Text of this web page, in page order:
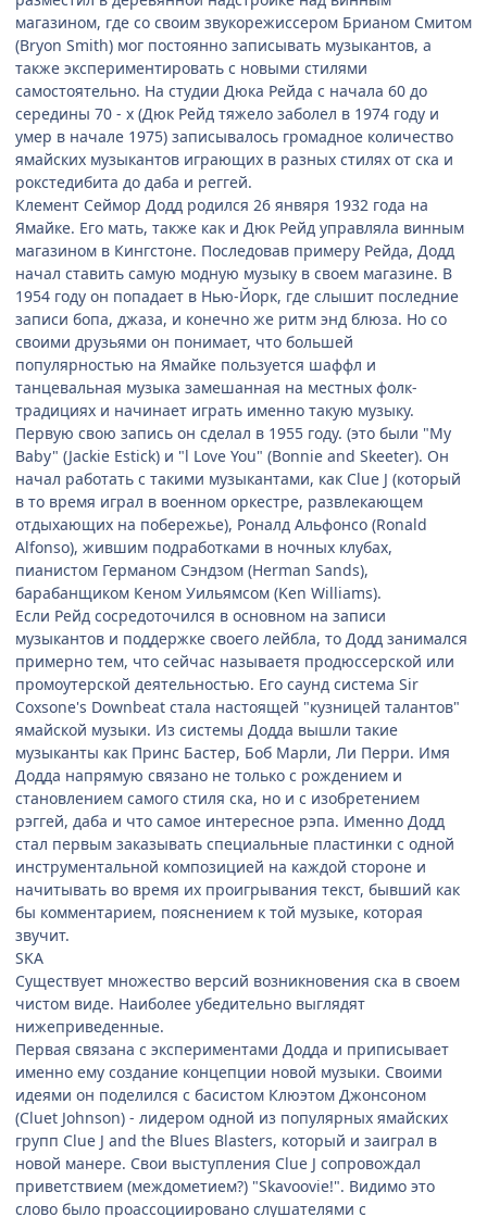
магазином, где со своим звукорежиссером Брианом Смитом
(Bryon Smith) мог постоянно записывать музыкантов, а
также экспериментировать с новыми стилями
самостоятельно. На студии Дюка Рейда с начала 60 до
середины 70 - х (Дюк Рейд тяжело заболел в 1974 году и
умер в начале 1975) записывалось громадное количество
ямайских музыкантов играющих в разных стилях от ска и
рокстедибита до даба и реггей.
Клемент Сеймор Додд родился 26 янвяря 1932 года на
Ямайке. Его мать, также как и Дюк Рейд управляла винным
магазином в Кингстоне. Последовав примеру Рейда, Додд
начал ставить самую модную музыку в своем магазине. В
1954 году он попадает в Нью-Йорк, где слышит последние
записи бопа, джаза, и конечно же ритм энд блюза. Но со
своими друзьями он понимает, что большей
популярностью на Ямайке пользуется шаффл и
танцевальная музыка замешанная на местных фолк-
традициях и начинает играть именно такую музыку.
Первую свою запись он сделал в 1955 году. (это были "My
Baby" (Jackie Estick) и "l Love You" (Bonnie and Skeeter). Он
начал работать с такими музыкантами, как Clue J (который
в то время играл в военном оркестре, развлекающем
отдыхающих на побережье), Роналд Альфонсо (Ronald
Alfonso), жившим подработками в ночных клубах,
пианистом Германом Сэндзом (Herman Sands),
барабанщиком Кеном Уильямсом (Ken Williams).
Если Рейд сосредоточился в основном на записи
музыкантов и поддержке своего лейбла, то Додд занимался
примерно тем, что сейчас называетя продюссерской или
промоутерской деятельностью. Его саунд система Sir
Coxsone's Downbeat стала настоящей "кузницей талантов"
ямайской музыки. Из системы Додда вышли такие
музыканты как Принс Бастер, Боб Марли, Ли Перри. Имя
Додда напрямую связано не только с рождением и
становлением самого стиля ска, но и с изобретением
рэггей, даба и что самое интересное рэпа. Именно Додд
стал первым заказывать специальные пластинки с одной
инструментальной композицией на каждой стороне и
начитывать во время их проигрывания текст, бывший как
бы комментарием, пояснением к той музыке, которая
звучит.
SKA
Существует множество версий возникновения ска в своем
чистом виде. Наиболее убедительно выглядят
нижеприведенные.
Первая связана с экспериментами Додда и приписывает
именно ему создание концепции новой музыки. Своими
идеями он поделился с басистом Клюэтом Джонсоном
(Cluet Johnson) - лидером одной из популярных ямайских
групп Clue J and the Blues Blasters, который и заиграл в
новой манере. Свои выступления Clue J сопровождал
приветствием (междометием?) "Skavoovie!". Видимо это
слово было проассоциировано слушателями с